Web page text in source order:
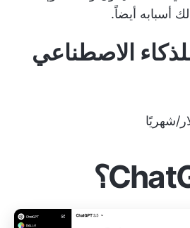
أيضاً.
الاصطناعي